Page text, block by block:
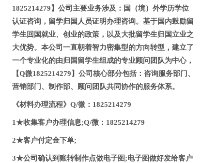
1825214279】公司主要业务涉及：国（境）外学历学位
认证咨询，留学归国人员证明办理咨询。基于国内鼓励留
学生回国就业、创业的政策，以及大批留学生归国立业之
大优势。本公司一直朝着智力密集型的方向转型，建立了
一个专业化的由归国留学生组成的专业顾问团队为中心，
【Q微1825214279】公司核心部分包括：咨询服务部门、
营销部门、制作部、顾问团队共同协作的服务体系。
《材料办理流程》Q/微：1825214279
1★收集客户办理信息;Q/微：1825214279
2★客户付定金下单;
3★公司确认到账转制作点做电子图;电子图做好发给客户